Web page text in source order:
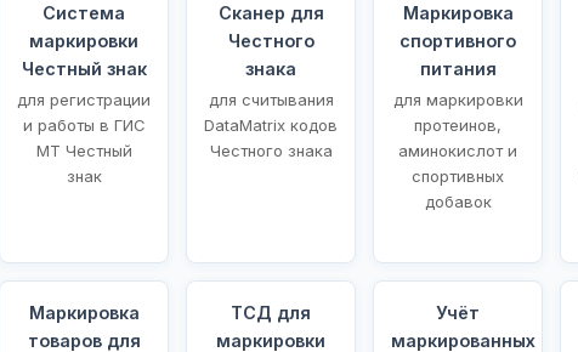
Система
маркировки
Честный знак
для регистрации
и работы в ГИС
МТ Честный
знак
Сканер для
Честного
знака
для считывания
DataMatrix кодов
Честного знака
Маркировка
спортивного
питания
для маркировки
протеинов,
аминокислот и
спортивных
добавок
Маркировка
товаров для
ТСД для
маркировки
Учёт
маркированных